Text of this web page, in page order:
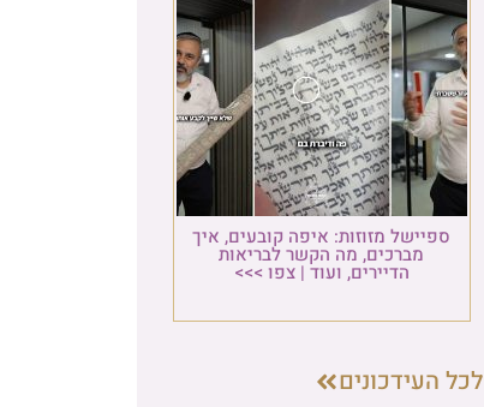
ספיישל מזוזות: איפה קובעים, איך
מברכים, מה הקשר לבריאות
הדיירים, ועוד | צפו >>>
לכל העידכונים